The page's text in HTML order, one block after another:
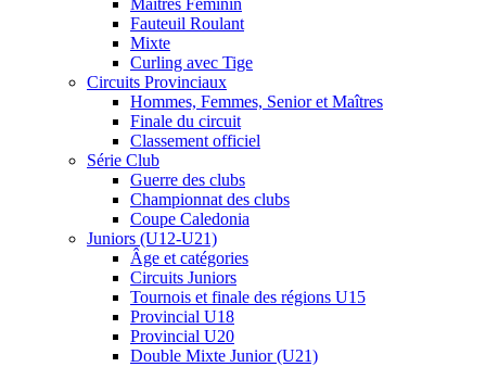
Maîtres Féminin
Fauteuil Roulant
Mixte
Curling avec Tige
Circuits Provinciaux
Hommes, Femmes, Senior et Maîtres
Finale du circuit
Classement officiel
Série Club
Guerre des clubs
Championnat des clubs
Coupe Caledonia
Juniors (U12-U21)
Âge et catégories
Circuits Juniors
Tournois et finale des régions U15
Provincial U18
Provincial U20
Double Mixte Junior (U21)